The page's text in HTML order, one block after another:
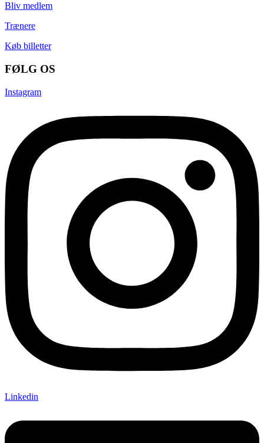
Bliv medlem
Trænere
Køb billetter
FØLG OS
Instagram
Linkedin